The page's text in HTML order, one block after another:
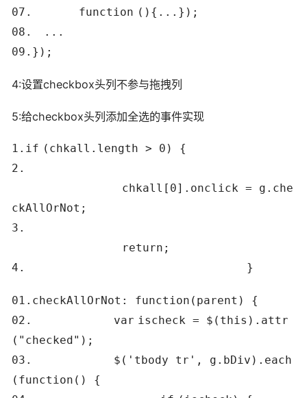
07.
function (){...});
08.
...
09. });
4:设置checkbox头列不参与拖拽列
5:给checkbox头列添加全选的事件实现
1. if (chkall.length > 0) {
2.
chkall[0].onclick = g.che
ckAllOrNot;
3.
return ;
4.
}
01. checkAllOrNot: function (parent) {
02.
var ischeck = $( this ).attr
( "checked" );
03.
$( 'tbody tr' , g.bDiv).each
( function () {